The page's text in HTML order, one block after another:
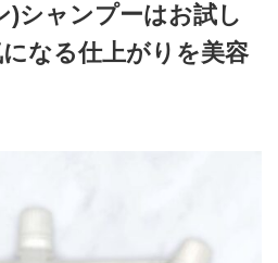
シャンプーはお試し
なる仕上がりを美容